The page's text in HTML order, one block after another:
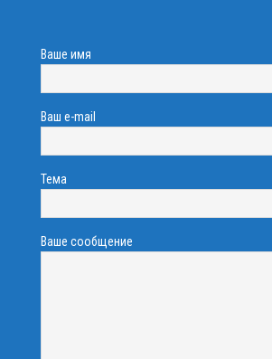
Ваше имя
Ваш e-mail
Тема
Ваше сообщение